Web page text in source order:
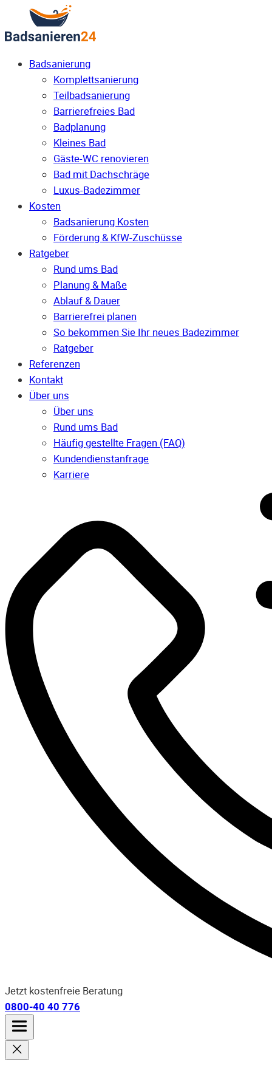
Badsanierung
Komplettsanierung
Teilbadsanierung
Barrierefreies Bad
Badplanung
Kleines Bad
Gäste-WC renovieren
Bad mit Dachschräge
Luxus-Badezimmer
Kosten
Badsanierung Kosten
Förderung & KfW-Zuschüsse
Ratgeber
Rund ums Bad
Planung & Maße
Ablauf & Dauer
Barrierefrei planen
So bekommen Sie Ihr neues Badezimmer
Ratgeber
Referenzen
Kontakt
Über uns
Über uns
Rund ums Bad
Häufig gestellte Fragen (FAQ)
Kunden­dienst­anfrage
Karriere
Jetzt kostenfreie Beratung
0800-40 40 776